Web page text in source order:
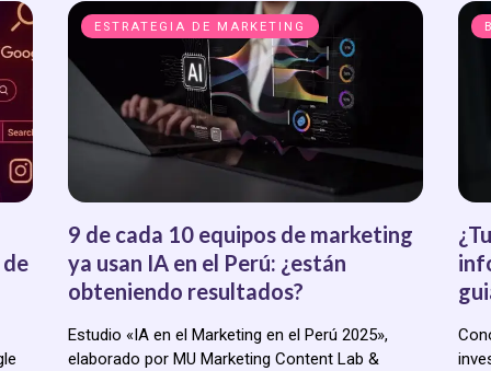
ESTRATEGIA DE MARKETING
9 de cada 10 equipos de marketing
ya usan IA en el Perú: ¿están
obteniendo resultados?
Estudio «IA en el Marketing en el Perú 2025»,
elaborado por MU Marketing Content Lab &